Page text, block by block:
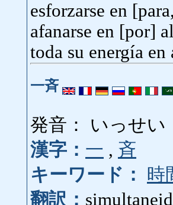
esforzarse en
afanarse en [por]
toda su energía
一斉
発音： いっせい
漢字： 一 , 斉
キーワード：
時
翻訳：